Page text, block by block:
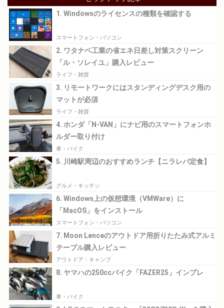
1. Windowsのライセンスの種類を確認する
スマートフォン・パソコン
2. ワタナベ工業の省エネ日差し対策スクリーン
「ル・ソレイユ」購入レビュー
ライフ・雑貨
3. リモートワークにはスタンディングデスク用の
マットが必須
ライフ・雑貨
4. ホンダ「N-VAN」にナビ用のスマートフォンホ
ルダー取り付け
車・バイク
5. 川崎駅周辺のおすすめランチ【ニラレバ定食】
グルメ・キッチン
6. Windows上の仮想環境（VMWare）に
「MacOS」をインストール
スマートフォン・パソコン
7. Moon Lenceのアウトドア用折りたたみ式アルミ
テーブル購入レビュー
アウトドア・キャンプ
8. ヤマハの250ccバイク「FAZER25」インプレ
車・バイク